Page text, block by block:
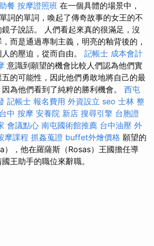
餐 按摩證照班 在一個具體的場景中，
詞的單詞，喚起了傳奇故事的女王的不
子說話。 人們看起來真的很滿足，沒
而是通過專制主義，明亮的釉背後的，
的壓迫，從而自由。 記帳士 成本會計
意識到願望的機會比較人們認為他們實
的可能性，因此他們勇敢地將自己的最
為他們看到了純粹的勝利機會。 西屯
記帳士 報名費用 外資設立 seo 士林 整
台中 按摩 安養院 新店 搜尋引擎 台胞證
會議點心 南屯國術館推薦 台中油壓 外
摩課程 抓姦蒐證 buffet外燴價格 願望的
），他在羅薩斯（Rosas）王國擔任導
王助手的職位來辭職。